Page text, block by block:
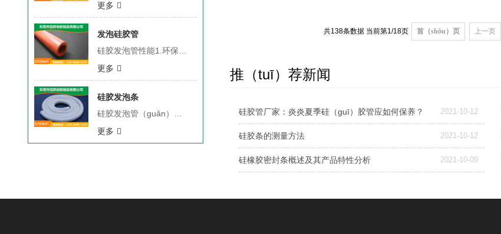
更多
发泡硅胶管
更多
硅胶发泡条
更多
共138条数据 当前第1/18页 首（shǒu）页 上一页
推（tuī）荐新闻
硅胶管厂家：炎炎夏季硅（guī）胶管应如何保养？ 2021-10-12
硅胶条的测量方法 2021-10-12
硅橡胶密封条概述及其产品特性分析 2021-10-09